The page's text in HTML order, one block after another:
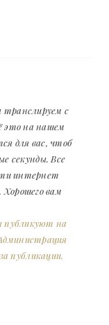
с
это на нашем
для вас, чтоб
секунды. Все
интернет
вам
публикуют на
публикации.